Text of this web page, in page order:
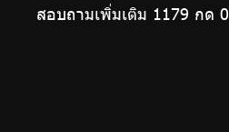
สอบถามเพิ่มเติม 1179 กด 0